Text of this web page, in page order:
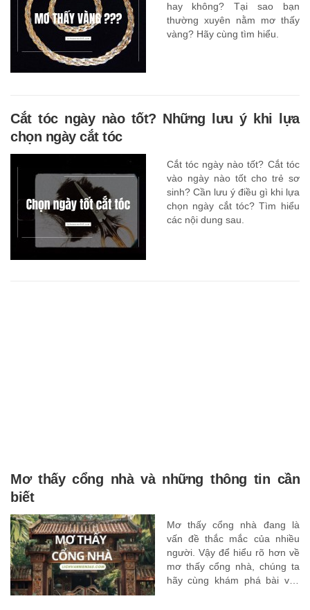
hay không? Tại sao bạn
thường xuyên nằm mơ thấy
vàng? Hãy cùng tìm hiểu.
Cắt tóc ngày nào tốt? Những lưu ý khi lựa
chọn ngày cắt tóc
Cắt tóc ngày nào tốt? Cắt tóc
vào ngày nào tốt cho trẻ sơ
sinh? Cần lưu ý điều gì khi lựa
chọn ngày cắt tóc? Tìm hiểu
các nội dung sau.
Mơ thấy cổng nhà và những thông tin cần
biết
Mơ thấy cổng nhà đang là
vấn đề thắc mắc của nhiều
người. Vậy để hiểu rõ hơn về
mơ thấy cổng nhà, chúng ta
hãy cùng khám phá bài viết